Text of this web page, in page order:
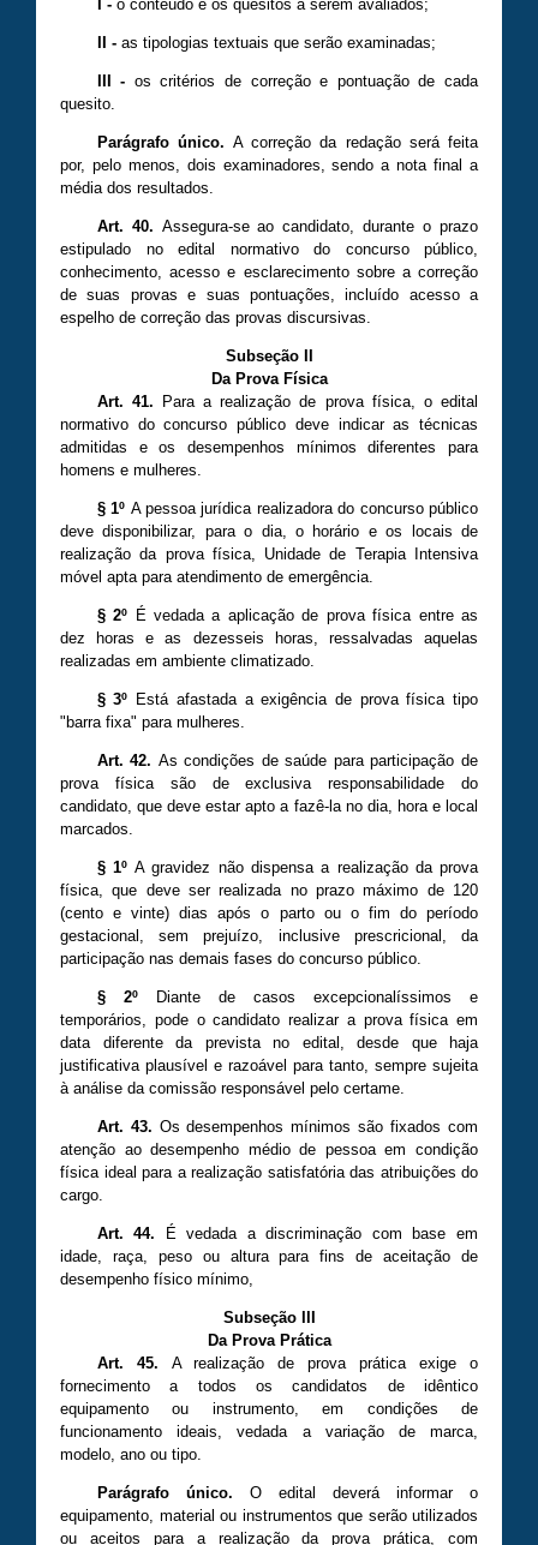
-o conteúdo e os quesitos a serem avaliados;
-as tipologias textuais que serão examinadas;
- os critérios de correção e pontuação de cada
quesito.
Parágrafo único. A correção da redação será feita
por, pelo menos, dois examinadores, sendo a nota final a
média dos resultados.
Art. 40. Assegura-se ao candidato, durante o prazo
estipulado no edital normativo do concurso público,
conhecimento, acesso e esclarecimento sobre a correção
de suas provas e suas pontuações, incluído acesso a
espelho de correção das provas discursivas.
Subseção II
Da Prova Física
Art. 41. Para a realização de prova física, o edital
normativo do concurso público deve indicar as técnicas
admitidas e os desempenhos mínimos diferentes para
homens e mulheres.
§ 1º A pessoa jurídica realizadora do concurso público
deve disponibilizar, para o dia, o horário e os locais de
realização da prova física, Unidade de Terapia Intensiva
móvel apta para atendimento de emergência.
§ 2º É vedada a aplicação de prova física entre as
dez horas e as dezesseis horas, ressalvadas aquelas
realizadas em ambiente climatizado.
§ 3º Está afastada a exigência de prova física tipo
"barra fixa" para mulheres.
Art. 42. As condições de saúde para participação de
prova física são de exclusiva responsabilidade do
candidato, que deve estar apto a fazê-la no dia, hora e local
marcados.
§ 1ºA gravidez não dispensa a realização da prova
física, que deve ser realizada no prazo máximo de 120
(cento e vinte) dias após o parto ou o fim do período
gestacional, sem prejuízo, inclusive prescricional, da
participação nas demais fases do concurso público.
§ 2ºDiante de casos excepcionalíssimos e
temporários, pode o candidato realizar a prova física em
data diferente da prevista no edital, desde que haja
justificativa plausível e razoável para tanto, sempre sujeita
à análise da comissão responsável pelo certame.
Art. 43. Os desempenhos mínimos são fixados com
atenção ao desempenho médio de pessoa em condição
física ideal para a realização satisfatória das atribuições do
cargo.
Art. 44. É vedada a discriminação com base em
idade, raça, peso ou altura para fins de aceitação de
desempenho físico mínimo,
Subseção III
Da Prova Prática
Art. 45. A realização de prova prática exige o
fornecimento a todos os candidatos de idêntico
equipamento ou instrumento, em condições de
funcionamento ideais, vedada a variação de marca,
modelo, ano ou tipo.
Parágrafo único. O edital deverá informar o
equipamento, material ou instrumentos que serão utilizados
ou aceitos para a realização da prova prática, com